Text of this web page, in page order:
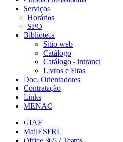
Serviços
Horários
SPO
Biblioteca
Sítio web
Catálogo
Catálogo - intranet
Livros e Fitas
Doc. Orientadores
Contratação
Links
MENAC
GIAE
MailESFRL
Office 365 / Teams